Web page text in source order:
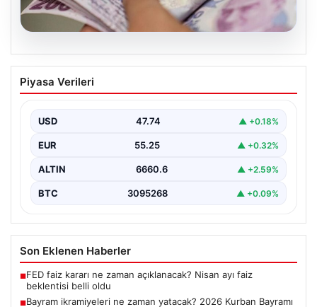
07.08.2026
Bayram ikramiyeleri ne zaman yatacak?
2026 Kurban Bayramı emekli ikramiye
Piyasa Verileri
USD 47.74 ▲ +0.18%
EUR 55.25 ▲ +0.32%
ALTIN 6660.6 ▲ +2.59%
BTC 3095268 ▲ +0.09%
Son Eklenen Haberler
■FED faiz kararı ne zaman açıklanacak? Nisan ayı faiz
beklentisi belli oldu
■Bayram ikramiyeleri ne zaman yatacak? 2026 Kurban Bayramı